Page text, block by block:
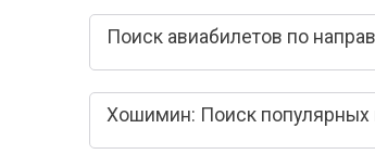
Поиск авиабилетов по
Хошимин: Поиск популярных